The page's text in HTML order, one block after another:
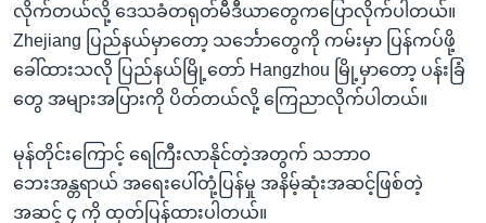
လိုက်တယ်လို့ ဒေသခံတရုတ်မီဒီယာတွေကပြောလိုက်ပါတယ်။
Zhejiang ပြည်နယ်မှာတော့ သင်္ဘောတွေကို ကမ်းမှာ ပြန်ကပ်ဖို့
ခေါ်ထားသလို ပြည်နယ်မြို့တော် Hangzhou မြို့မှာတော့ ပန်းခြံ
တွေ အများအပြားကို ပိတ်တယ်လို့ ကြေညာလိုက်ပါတယ်။
မုန်တိုင်းကြောင့် ရေကြီးလာနိုင်တဲ့အတွက် သဘာဝ
ဘေးအန္တရာယ် အရေးပေါ်တုံ့ပြန်မှု အနိမ့်ဆုံးအဆင့်ဖြစ်တဲ့
အဆင့် ၄ ကို ထုတ်ပြန်ထားပါတယ်။